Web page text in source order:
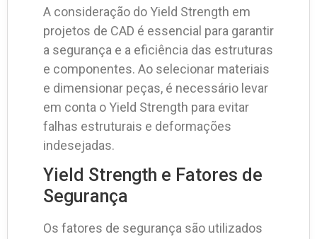
A consideração do Yield Strength em
projetos de CAD é essencial para garantir
a segurança e a eficiência das estruturas
e componentes. Ao selecionar materiais
e dimensionar peças, é necessário levar
em conta o Yield Strength para evitar
falhas estruturais e deformações
indesejadas.
Yield Strength e Fatores de
Segurança
Os fatores de segurança são utilizados